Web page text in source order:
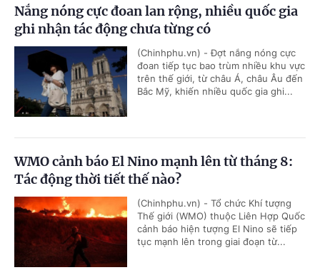
Nắng nóng cực đoan lan rộng, nhiều quốc gia
ghi nhận tác động chưa từng có
(Chinhphu.vn) - Đợt nắng nóng cực
đoan tiếp tục bao trùm nhiều khu vực
trên thế giới, từ châu Á, châu Âu đến
Bắc Mỹ, khiến nhiều quốc gia ghi...
WMO cảnh báo El Nino mạnh lên từ tháng 8:
Tác động thời tiết thế nào?
(Chinhphu.vn) - Tổ chức Khí tượng
Thế giới (WMO) thuộc Liên Hợp Quốc
cảnh báo hiện tượng El Nino sẽ tiếp
tục mạnh lên trong giai đoạn từ...